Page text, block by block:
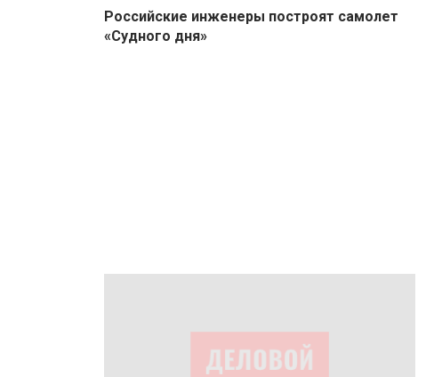
Российские инженеры построят самолет
«Судного дня»